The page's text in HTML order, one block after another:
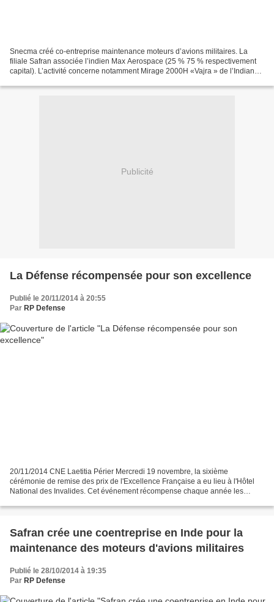
Snecma créé co-entreprise maintenance moteurs d’avions militaires. La
filiale Safran associée l’indien Max Aerospace (25 % 75 % respectivement
capital). L’activité concerne notamment Mirage 2000H «Vajra » de l’Indian
Publicité
La Défense récompensée pour son excellence
Publié le 20/11/2014 à 20:55
Par RP Defense
20/11/2014 CNE Laetitia Périer Mercredi 19 novembre, la sixième
cérémonie de remise des prix de l'Excellence Française a eu lieu à l'Hôtel
National des Invalides. Cet événement récompense chaque année les
Safran crée une coentreprise en Inde pour la
maintenance des moteurs d'avions militaires
Publié le 28/10/2014 à 19:35
Par RP Defense